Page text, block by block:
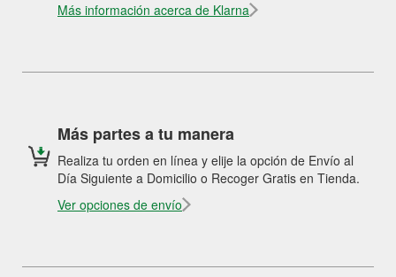
Más información acerca de Klarna
Más partes a tu manera
Realiza tu orden en línea y elije la opción de Envío al
Día Siguiente a Domicilio o Recoger Gratis en Tienda.
Ver opciones de envío